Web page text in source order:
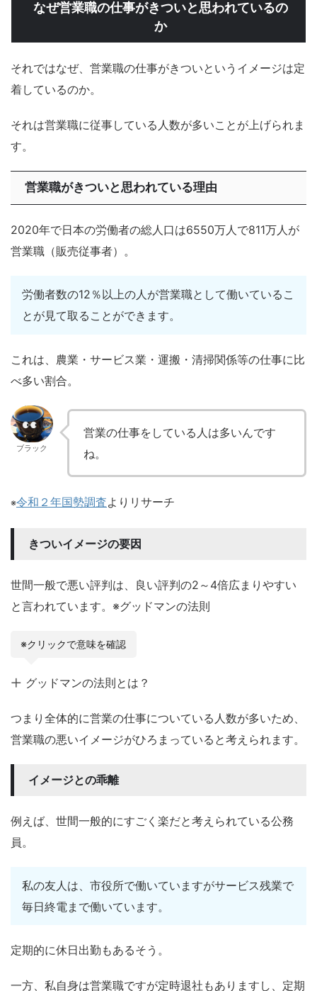
なぜ営業職の仕事がきついと思われているの
か
それではなぜ、営業職の仕事がきついというイメージは定
着しているのか。
それは営業職に従事している人数が多いことが上げられま
す。
営業職がきついと思われている理由
2020年で日本の労働者の総人口は6550万人で811万人が
営業職（販売従事者）。
労働者数の12％以上の人が営業職として働いているこ
とが見て取ることができます。
これは、農業・サービス業・運搬・清掃関係等の仕事に比
べ多い割合。
ブラック
営業の仕事をしている人は多いんです
ね。
※令和２年国勢調査よりリサーチ
きついイメージの要因
世間一般で悪い評判は、良い評判の2～4倍広まりやすい
と言われています。※グッドマンの法則
※クリックで意味を確認
グッドマンの法則とは？
つまり全体的に営業の仕事についている人数が多いため、
営業職の悪いイメージがひろまっていると考えられます。
イメージとの乖離
例えば、世間一般的にすごく楽だと考えられている公務
員。
私の友人は、市役所で働いていますがサービス残業で
毎日終電まで働いています。
定期的に休日出勤もあるそう。
一方、私自身は営業職ですが定時退社もありますし、定期